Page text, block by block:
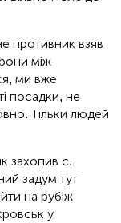
противник взяв
між
ми вже
посадки, не
Тільки людей
захопив с.
задум тут
на рубіж
у